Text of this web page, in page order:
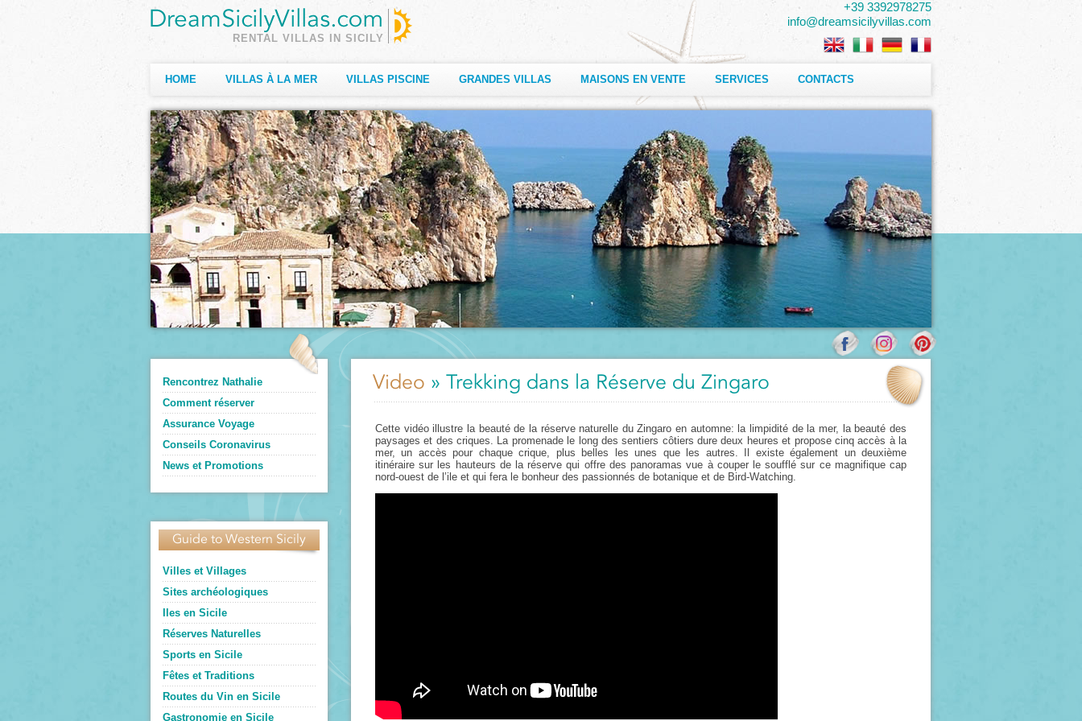
RENTAL VILLAS IN SICILY
+39 3392978275
info@dreamsicilyvillas.com
HOME VILLAS À LA MER VILLAS PISCINE GRANDES VILLAS MAISONS EN VENTE SERVICES CONTACTS
Rencontrez Nathalie
Comment réserver
Assurance Voyage
Conseils Coronavirus
News et Promotions
Guide to Western Sicily
Villes et Villages
Sites archéologiques
Iles en Sicile
Réserves Naturelles
Sports en Sicile
Fêtes et Traditions
Routes du Vin en Sicile
Gastronomie en Sicile
Video » Trekking dans la Réserve du Zingaro
Cette vidéo illustre la beauté de la réserve naturelle du Zingaro en automne: la limpidité de la mer, la beauté des
paysages et des criques. La promenade le long des sentiers côtiers dure deux heures et propose cinq accès à la
mer, un accès pour chaque crique, plus belles les unes que les autres. Il existe également un deuxième
itinéraire sur les hauteurs de la réserve qui offre des panoramas vue à couper le soufflé sur ce magnifique cap
nord-ouest de l’ile et qui fera le bonheur des passionnés de botanique et de Bird-Watching.